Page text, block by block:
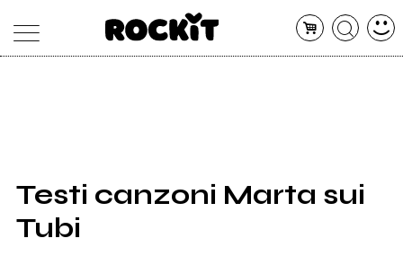
SHOP
RADIO
Testi canzoni Marta sui
Tubi